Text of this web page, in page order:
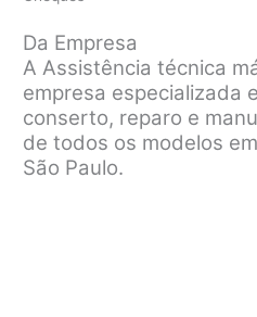
Da Empresa
A Assistência técnica
empresa especializada
conserto, reparo e
de todos os modelos
São Paulo.